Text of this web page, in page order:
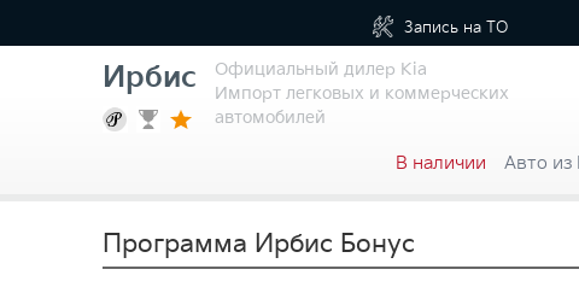
Запись на ТО
Ирбис
Официальный дилер Kia
Импорт легковых и коммерческих
автомобилей
В наличии Авто из
Программа Ирбис Бонус